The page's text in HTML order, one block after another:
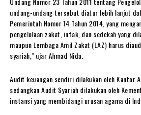
undang-undang tersebut diatur lebih lanjut
Pemerintah Nomor 14 Tahun 2014, yang
pengelolaan zakat, infak, dan sedekah yang
maupun Lembaga Amil Zakat (LAZ) harus
syariah,” ujar Ahmad Nida.
Audit keuangan sendiri dilakukan oleh Kantor
sedangkan Audit Syariah dilakukan oleh
instansi yang membidangi urusan agama di